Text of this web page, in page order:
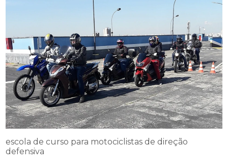
escola de curso para motociclistas de direção
defensiva